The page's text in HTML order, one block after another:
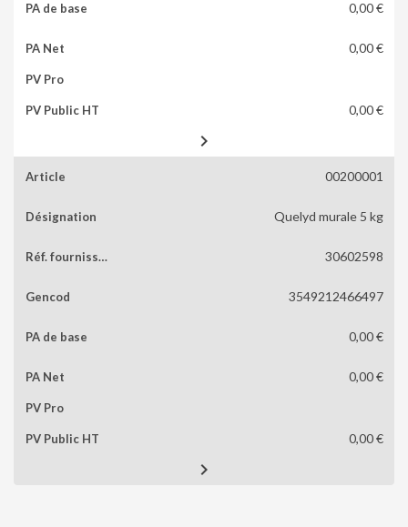
0,00 €
0,00 €
0,00 €

00200001
Quelyd murale 5 kg
30602598
3549212466497
0,00 €
0,00 €
0,00 €
